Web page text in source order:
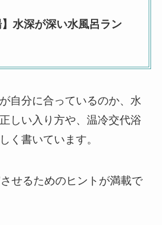
】水深が深い水風呂ラン
自分に合っているのか、水
しい入り方や、温冷交代浴
く書いています。
せるためのヒントが満載で